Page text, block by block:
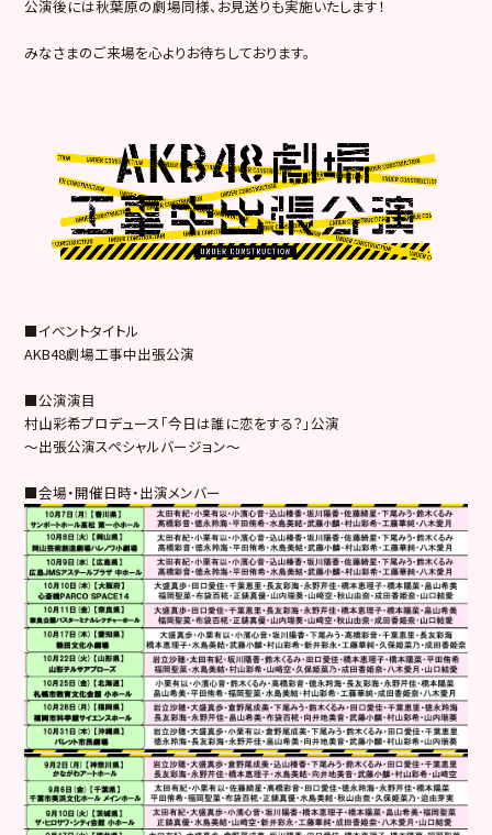
公演後には秋葉原の劇場同様、お見送りも実施いたします！
みなさまのご来場を心よりお待ちしております。
■イベントタイトル
AKB48劇場工事中出張公演
■公演演目
村山彩希プロデュース「今日は誰に恋をする？」公演
〜出張公演スペシャルバージョン〜
■会場・開催日時・出演メンバー